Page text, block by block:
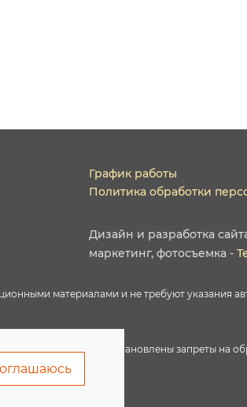
График работы
Политика обработки
Дизайн и разработка
маркетинг, фотосъемка -
материалами и не требуют указания
152-ФЗ. Субъектами установлены запреты на